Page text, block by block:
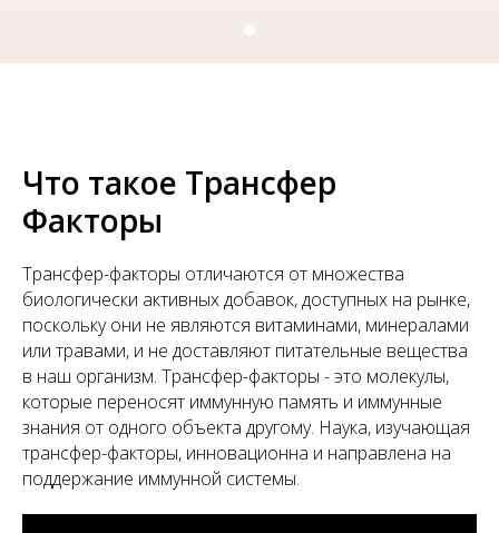
Что такое Трансфер
Факторы
Трансфер-факторы отличаются от множества
биологически активных добавок, доступных на рынке,
поскольку они не являются витаминами, минералами
или травами, и не доставляют питательные вещества
в наш организм. Трансфер-факторы - это молекулы,
которые переносят иммунную память и иммунные
знания от одного объекта другому. Наука, изучающая
трансфер-факторы, инновационна и направлена на
поддержание иммунной системы.